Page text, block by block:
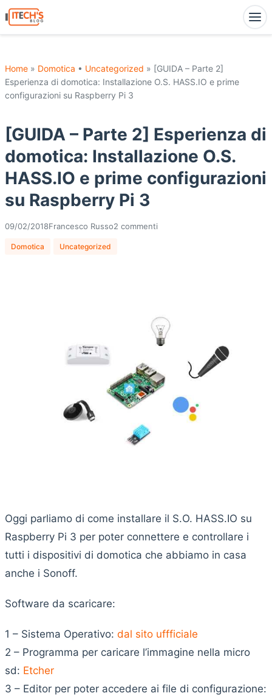
Home » Domotica • Uncategorized » [GUIDA – Parte 2]
Esperienza di domotica: Installazione O.S. HASS.IO e prime
configurazioni su Raspberry Pi 3
[GUIDA – Parte 2] Esperienza di
domotica: Installazione O.S.
HASS.IO e prime configurazioni
su Raspberry Pi 3
09/02/2018Francesco Russo2 commenti
Domotica Uncategorized
Oggi parliamo di come installare il S.O. HASS.IO su
Raspberry Pi 3 per poter connettere e controllare i
tutti i dispositivi di domotica che abbiamo in casa
anche i Sonoff.
Software da scaricare:
1 – Sistema Operativo: dal sito uffficiale
2 – Programma per caricare l’immagine nella micro
sd: Etcher
3 – Editor per poter accedere ai file di configurazione: